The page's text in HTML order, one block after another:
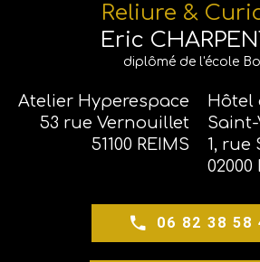
Reliure &
Eric
diplômé de l'école
Atelier Hyperespace
53 rue Vernouillet
51100 REIMS
Hôtel
1,
02000
06 82 38 58